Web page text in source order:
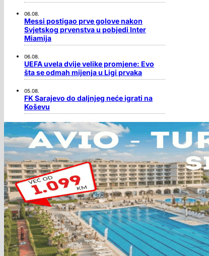
06.08.
Messi postigao prve golove nakon
Svjetskog prvenstva u pobjedi Inter
Miamija
06.08.
UEFA uvela dvije velike promjene: Evo
šta se odmah mijenja u Ligi prvaka
05.08.
FK Sarajevo do daljnjeg neće igrati na
Koševu